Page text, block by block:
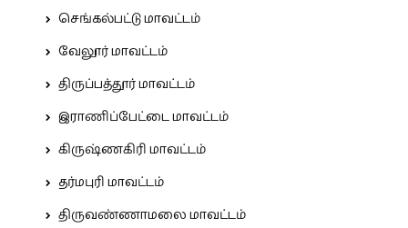
செங்கல்பட்டு மாவட்டம்
வேலூர் மாவட்டம்
திருப்பத்தூர் மாவட்டம்
இராணிப்பேட்டை மாவட்டம்
கிருஷ்ணகிரி மாவட்டம்
தர்மபுரி மாவட்டம்
திருவண்ணாமலை மாவட்டம்